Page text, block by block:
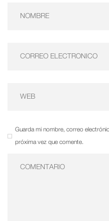
Guarda mi nombre, correo
próxima vez que comente.